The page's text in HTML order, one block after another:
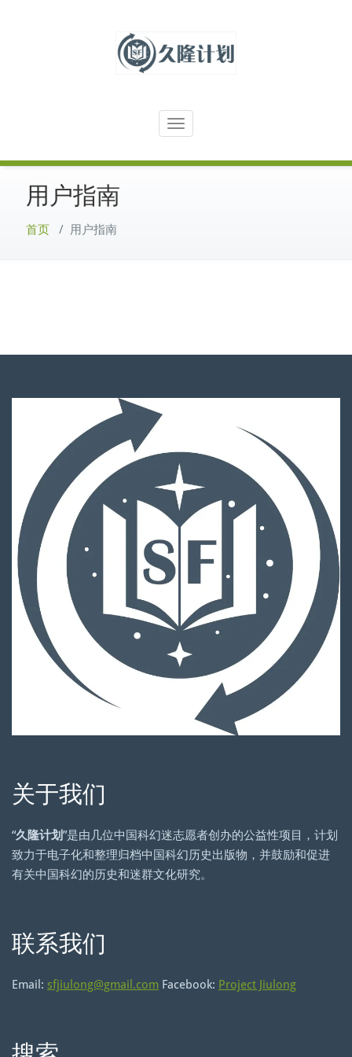
Toggle
navigation
用户指南
首页 / 用户指南
关于我们
“久隆计划”是由几位中国科幻迷志愿者创办的公益性项目，计划
致力于电子化和整理归档中国科幻历史出版物，并鼓励和促进
有关中国科幻的历史和迷群文化研究。
联系我们
Email: sfjiulong@gmail.com Facebook: Project Jiulong